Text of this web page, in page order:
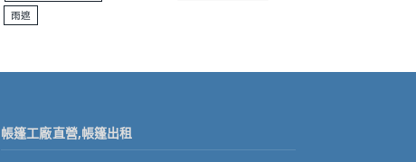
雨遮
帳篷工廠直營,帳篷出租